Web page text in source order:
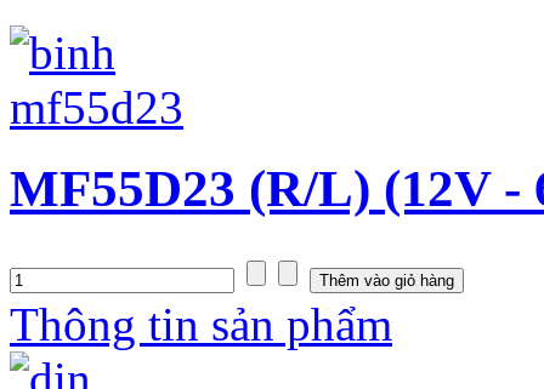
MF55D23 (R/L) (12V -
Thông tin sản phẩm